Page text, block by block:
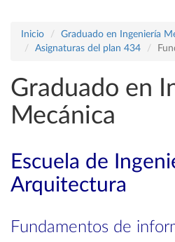
Inicio
Graduado en Ingeniería
Asignaturas del plan 434
Graduado en
Mecánica
Escuela de
Arquitectura
Fundamentos de